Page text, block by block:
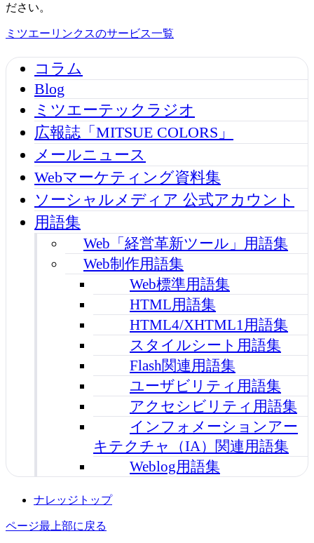
ださい。
ミツエーリンクスのサービス一覧
コラム
Blog
ミツエーテックラジオ
広報誌「MITSUE COLORS」
メールニュース
Webマーケティング資料集
ソーシャルメディア 公式アカウント
用語集
Web「経営革新ツール」用語集
Web制作用語集
Web標準用語集
HTML用語集
HTML4/XHTML1用語集
スタイルシート用語集
Flash関連用語集
ユーザビリティ用語集
アクセシビリティ用語集
インフォメーションアー
キテクチャ（IA）関連用語集
Weblog用語集
ナレッジトップ
ページ最上部に戻る